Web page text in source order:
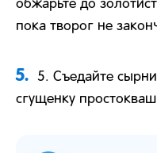
обжарьте до
пока творог не
5.
5. Съедайте
сгущенку